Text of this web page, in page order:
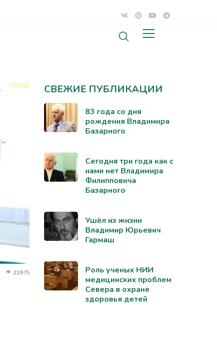
22875
СВЕЖИЕ ПУБЛИКАЦИИ
83 года со дня
рождения Владимира
Базарного
Сегодня три года как с
нами нет Владимира
Филипповича
Базарного
Ушёл из жизни
Владимир Юрьевич
Гармаш
Роль ученых НИИ
медицинских проблем
Севера в охране
здоровья детей